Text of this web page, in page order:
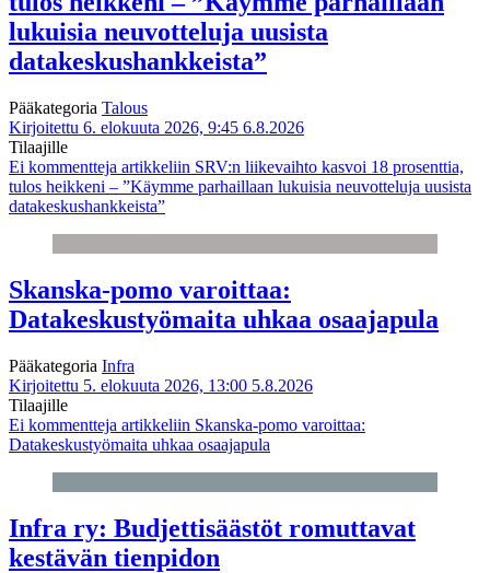
lukuisia neuvotteluja uusista
datakeskushankkeista”
Pääkategoria Talous
Kirjoitettu 6. elokuuta 2026, 9:45 6.8.2026
Tilaajille
Ei kommentteja artikkeliin SRV:n liikevaihto kasvoi 18 prosenttia,
tulos heikkeni – ”Käymme parhaillaan lukuisia neuvotteluja uusista
datakeskushankkeista”
Skanska-pomo varoittaa:
Datakeskustyömaita uhkaa osaajapula
Pääkategoria Infra
Kirjoitettu 5. elokuuta 2026, 13:00 5.8.2026
Tilaajille
Ei kommentteja artikkeliin Skanska-pomo varoittaa:
Datakeskustyömaita uhkaa osaajapula
Infra ry: Budjettisäästöt romuttavat
kestävän tienpidon